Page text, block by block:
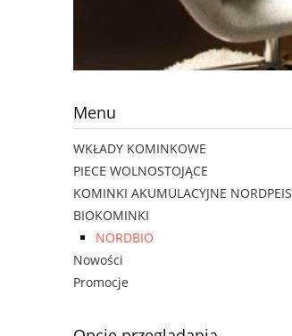
Menu
WKŁADY KOMINKOWE
PIECE WOLNOSTOJĄCE
KOMINKI AKUMULACYJNE NORDPEIS
BIOKOMINKI
NORDBIO
Nowości
Promocje